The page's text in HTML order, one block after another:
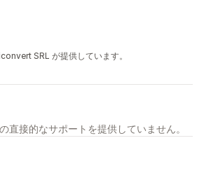
SRL が提供しています。
直接的なサポートを提供していません。